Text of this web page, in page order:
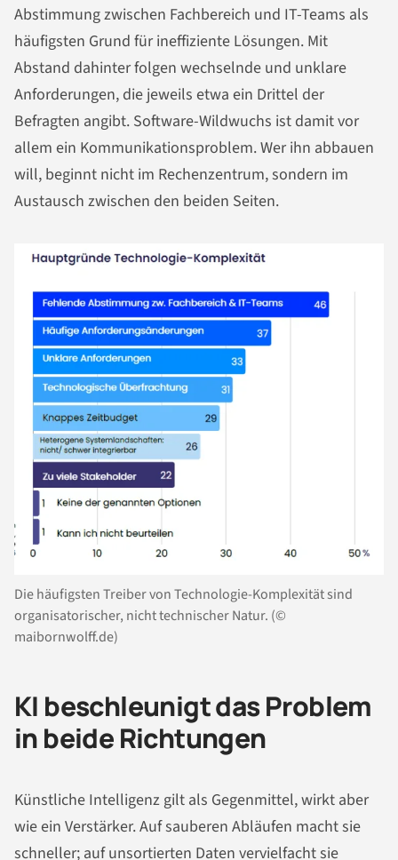
Abstimmung zwischen Fachbereich und IT-Teams als
häufigsten Grund für ineffiziente Lösungen. Mit
Abstand dahinter folgen wechselnde und unklare
Anforderungen, die jeweils etwa ein Drittel der
Befragten angibt. Software-Wildwuchs ist damit vor
allem ein Kommunikationsproblem. Wer ihn abbauen
will, beginnt nicht im Rechenzentrum, sondern im
Austausch zwischen den beiden Seiten.
Die häufigsten Treiber von Technologie-Komplexität sind
organisatorischer, nicht technischer Natur. (©
maibornwolff.de)
KI beschleunigt das Problem
in beide Richtungen
Künstliche Intelligenz gilt als Gegenmittel, wirkt aber
wie ein Verstärker. Auf sauberen Abläufen macht sie
schneller; auf unsortierten Daten vervielfacht sie